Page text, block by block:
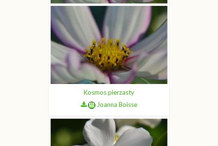
Kosmos pierzasty
Joanna Boisse
Kosmos pierzasty
Joanna Boisse